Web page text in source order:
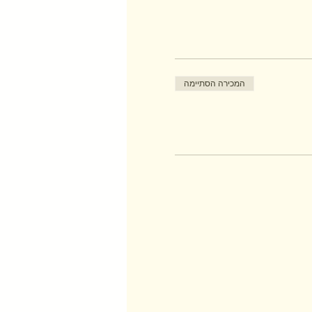
המכירה הסתיימה